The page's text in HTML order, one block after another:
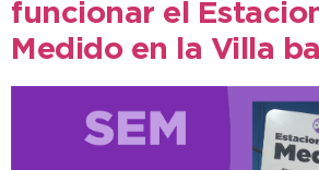
funcionar el
Medido en la Villa